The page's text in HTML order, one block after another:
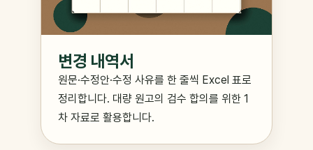
변경 내역서
원문·수정안·수정 사유를 한 줄씩 Excel 표로
정리합니다. 대량 원고의 검수 합의를 위한 1
차 자료로 활용합니다.